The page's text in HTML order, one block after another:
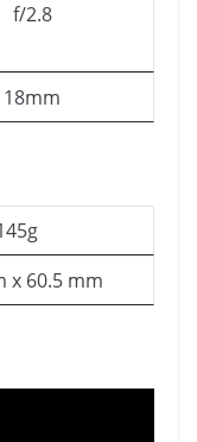
f/2.8
18mm
x 60.5 mm